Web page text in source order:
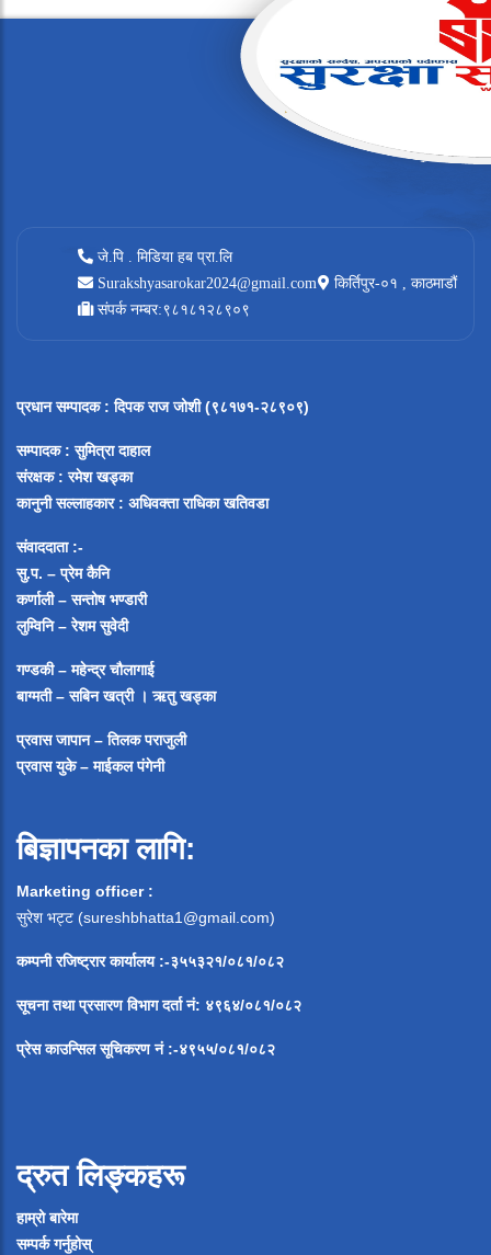
जे.पि . मिडिया हब प्रा.लि
Surakshyasarokar2024@gmail.com
किर्तिपुर-०१ , काठमाडौं
संपर्क नम्बर:९८१८१२८९०९
प्रधान सम्पादक: दिपक राज जोशी (९८१७१-२८९०९)
सम्पादक : सुमित्रा दाहाल
संरक्षक : रमेश खड्का
कानुनी सल्लाहकार : अधिवक्ता राधिका खतिवडा
संवाददाता :-
सु.प. – प्रेम कैनि
कर्णाली – सन्तोष भण्डारी
लुम्विनि – रेशम सुवेदी
गण्डकी – महेन्द्र चौलागाई
बाग्मती – सबिन खत्री ।ऋतु खड्का
प्रवास जापान – तिलक पराजुली
प्रवास युके – माईकल पंगेनी
बिज्ञापनका लागि:
Marketing officer :
सुरेश भट्ट (sureshbhatta1@gmail.com)
कम्पनी रजिष्ट्रार कार्यालय :-३५५३२१/०८१/०८२
सूचना तथा प्रसारण विभाग दर्ता नं: ४९६४/०८१/०८२
प्रेस काउन्सिल सूचिकरण नं:-४९५५/०८१/०८२
द्रुत लिङ्कहरू
हाम्रो बारेमा
सम्पर्क गर्नुहोस्